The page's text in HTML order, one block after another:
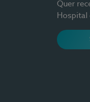
Quer
Hospital